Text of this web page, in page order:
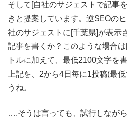
そして[自社のサジェストで記事
きと提案しています。逆SEOの
社のサジェストに[千葉県]が表示
記事を書くか？このような場合
トルに加えて、最低2100文字を
上記を、2から4日毎に1投稿(最
うね。
….そうは言っても、試行しなが